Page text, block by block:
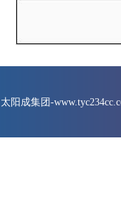
太阳成集团-